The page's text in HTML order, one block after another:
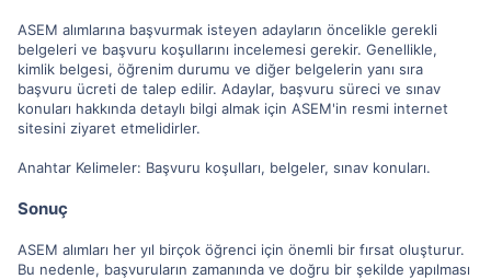
ASEM alımlarına başvurmak isteyen adayların öncelikle gerekli
belgeleri ve başvuru koşullarını incelemesi gerekir. Genellikle,
kimlik belgesi, öğrenim durumu ve diğer belgelerin yanı sıra
başvuru ücreti de talep edilir. Adaylar, başvuru süreci ve sınav
konuları hakkında detaylı bilgi almak için ASEM'in resmi internet
sitesini ziyaret etmelidirler.
Anahtar Kelimeler: Başvuru koşulları, belgeler, sınav konuları.
Sonuç
ASEM alımları her yıl birçok öğrenci için önemli bir fırsat oluşturur.
Bu nedenle, başvuruların zamanında ve doğru bir şekilde yapılması